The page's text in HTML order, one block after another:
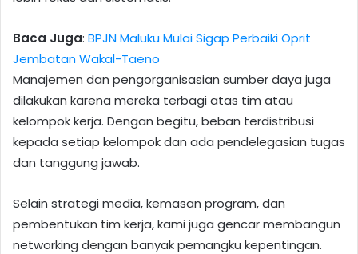
Baca Juga: BPJN Maluku Mulai Sigap Perbaiki Oprit
Jembatan Wakal-Taeno
Manajemen dan pengorganisasian sumber daya juga
dilakukan karena mereka terbagi atas tim atau
kelompok kerja. Dengan begitu, beban terdistribusi
kepada setiap kelompok dan ada pendelegasian tugas
dan tanggung jawab.
Selain strategi media, kemasan program, dan
pembentukan tim kerja, kami juga gencar membangun
networking dengan banyak pemangku kepentingan.